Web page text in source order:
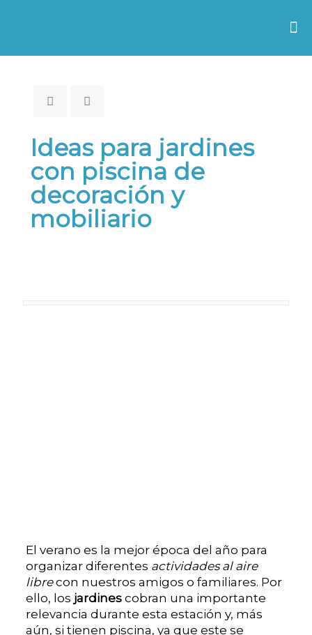
Ideas para jardines
con piscina de
decoración y
mobiliario
El verano es la mejor época del año para
organizar diferentes actividades al aire
librecon nuestros amigos o familiares. Por
ello, los jardinescobran una importante
relevancia durante esta estación y, más
aún, si tienen piscina, ya que este se